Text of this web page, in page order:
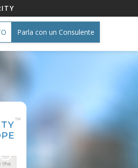
Parla con un Consulente